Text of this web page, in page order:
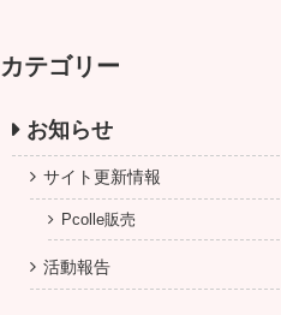
カテゴリー
お知らせ
サイト更新情報
Pcolle販売
活動報告